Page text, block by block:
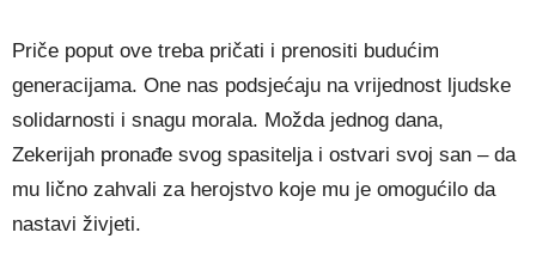
Priče poput ove treba pričati i prenositi budućim
generacijama. One nas podsjećaju na vrijednost ljudske
solidarnosti i snagu morala. Možda jednog dana,
Zekerijah pronađe svog spasitelja i ostvari svoj san – da
mu lično zahvali za herojstvo koje mu je omogućilo da
nastavi živjeti.